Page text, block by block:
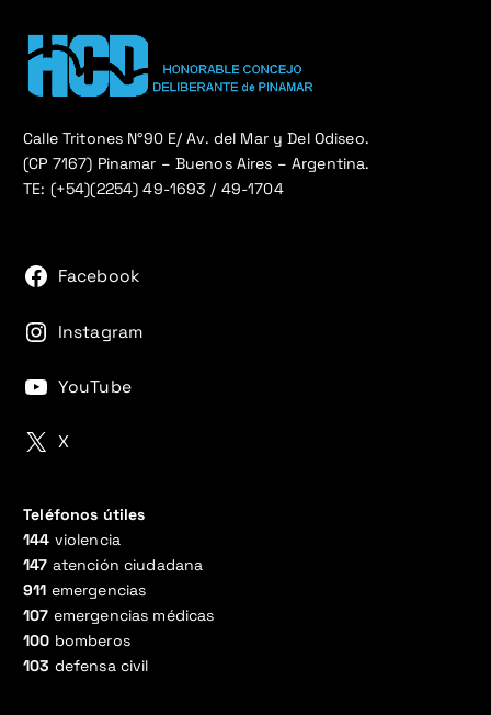
Calle Tritones N°90 E/ Av. del Mar y Del Odiseo.
(CP 7167) Pinamar – Buenos Aires – Argentina.
TE: (+54)(2254) 49-1693 / 49-1704
Facebook
Instagram
YouTube
X
Teléfonos útiles
144 violencia
147 atención ciudadana
911 emergencias
107 emergencias médicas
100 bomberos
103 defensa civil